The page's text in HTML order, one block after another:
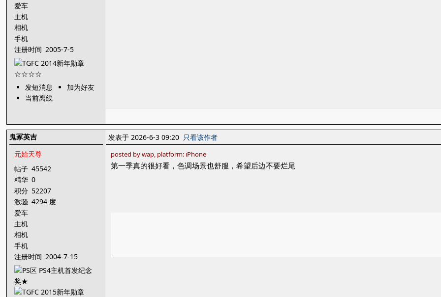
爱车
主机
相机
手机
注册时间 2005-7-5
发短消息
加为好友
当前离线
鬼冢英吉
元始天尊
帖子 45542
精华 0
积分 52207
激骚 4294 度
爱车
主机
相机
手机
注册时间 2004-7-15
发表于 2026-6-3 09:20 只看该作者
posted by wap, platform: iPhone
第一季真的很好看，色调场景也舒服，希望后边不要烂尾